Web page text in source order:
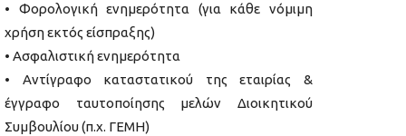
• Φορολογική ενημερότητα (για κάθε νόμιμη
χρήση εκτός είσπραξης)
• Ασφαλιστική ενημερότητα
• Αντίγραφο καταστατικού της εταιρίας &
έγγραφο ταυτοποίησης μελών Διοικητικού
Συμβουλίου (π.χ. ΓΕΜΗ)